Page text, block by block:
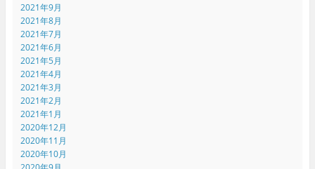
2021年9月
2021年8月
2021年7月
2021年6月
2021年5月
2021年4月
2021年3月
2021年2月
2021年1月
2020年12月
2020年11月
2020年10月